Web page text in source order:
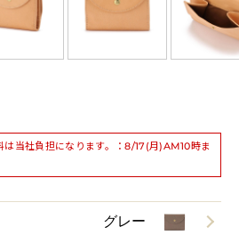
は当社負担になります。：8/17(月)AM10時ま
グレー